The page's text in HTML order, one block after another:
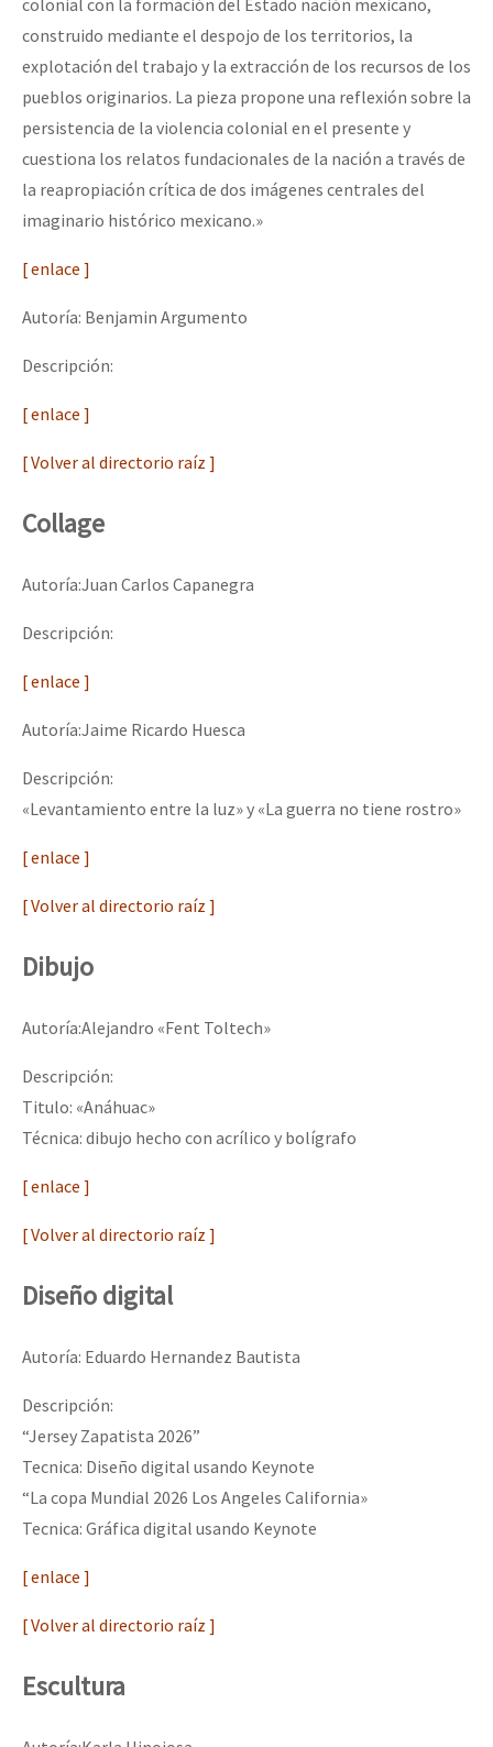
colonial con la formación del Estado nación mexicano,
construido mediante el despojo de los territorios, la
explotación del trabajo y la extracción de los recursos de los
pueblos originarios. La pieza propone una reflexión sobre la
persistencia de la violencia colonial en el presente y
cuestiona los relatos fundacionales de la nación a través de
la reapropiación crítica de dos imágenes centrales del
imaginario histórico mexicano.»
[ enlace ]
Autoría: Benjamin Argumento
Descripción:
[ enlace ]
[ Volver al directorio raíz ]
Collage
Autoría:Juan Carlos Capanegra
Descripción:
[ enlace ]
Autoría:Jaime Ricardo Huesca
Descripción:
«Levantamiento entre la luz» y «La guerra no tiene rostro»
[ enlace ]
[ Volver al directorio raíz ]
Dibujo
Autoría:Alejandro «Fent Toltech»
Descripción:
Titulo: «Anáhuac»
Técnica: dibujo hecho con acrílico y bolígrafo
[ enlace ]
[ Volver al directorio raíz ]
Diseño digital
Autoría: Eduardo Hernandez Bautista
Descripción:
“Jersey Zapatista 2026”
Tecnica: Diseño digital usando Keynote
“La copa Mundial 2026 Los Angeles California»
Tecnica: Gráfica digital usando Keynote
[ enlace ]
[ Volver al directorio raíz ]
Escultura